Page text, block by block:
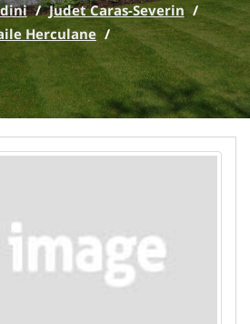
/ Judet Caras-Severin /
Herculane /